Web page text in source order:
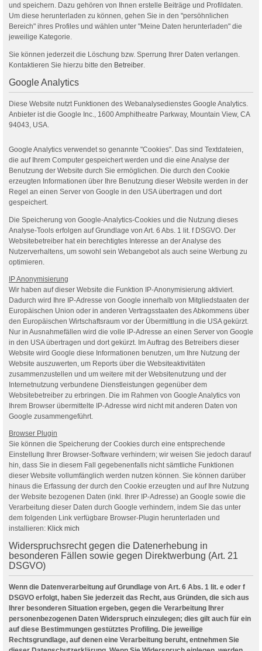
und speichern. Dazu gehören von Ihnen erstelle Beiträge und Profildaten.
Um diese herunterladen zu können, gehen Sie in den "persöhnlichen
Bereich" ihres Profiles und wählen unter "Meine Daten herunterladen" die
jeweilige Kategorie.
Sie können jederzeit die Löschung bzw. Sperrung Ihrer Daten verlangen.
Kontaktieren Sie hierzu bitte den Betreiber.
Google Analytics
Diese Website nutzt Funktionen des Webanalysedienstes Google Analytics.
Anbieter ist die Google Inc., 1600 Amphitheatre Parkway, Mountain View, CA
94043, USA.
Google Analytics verwendet so genannte "Cookies". Das sind Textdateien,
die auf Ihrem Computer gespeichert werden und die eine Analyse der
Benutzung der Website durch Sie ermöglichen. Die durch den Cookie
erzeugten Informationen über Ihre Benutzung dieser Website werden in der
Regel an einen Server von Google in den USA übertragen und dort
gespeichert.
Die Speicherung von Google-Analytics-Cookies und die Nutzung dieses
Analyse-Tools erfolgen auf Grundlage von Art. 6 Abs. 1 lit. f DSGVO. Der
Websitebetreiber hat ein berechtigtes Interesse an der Analyse des
Nutzerverhaltens, um sowohl sein Webangebot als auch seine Werbung zu
optimieren.
IP Anonymisierung
Wir haben auf dieser Website die Funktion IP-Anonymisierung aktiviert.
Dadurch wird Ihre IP-Adresse von Google innerhalb von Mitgliedstaaten der
Europäischen Union oder in anderen Vertragsstaaten des Abkommens über
den Europäischen Wirtschaftsraum vor der Übermittlung in die USA gekürzt.
Nur in Ausnahmefällen wird die volle IP-Adresse an einen Server von Google
in den USA übertragen und dort gekürzt. Im Auftrag des Betreibers dieser
Website wird Google diese Informationen benutzen, um Ihre Nutzung der
Website auszuwerten, um Reports über die Websiteaktivitäten
zusammenzustellen und um weitere mit der Websitenutzung und der
Internetnutzung verbundene Dienstleistungen gegenüber dem
Websitebetreiber zu erbringen. Die im Rahmen von Google Analytics von
Ihrem Browser übermittelte IP-Adresse wird nicht mit anderen Daten von
Google zusammengeführt.
Browser Plugin
Sie können die Speicherung der Cookies durch eine entsprechende
Einstellung Ihrer Browser-Software verhindern; wir weisen Sie jedoch darauf
hin, dass Sie in diesem Fall gegebenenfalls nicht sämtliche Funktionen
dieser Website vollumfänglich werden nutzen können. Sie können darüber
hinaus die Erfassung der durch den Cookie erzeugten und auf Ihre Nutzung
der Website bezogenen Daten (inkl. Ihrer IP-Adresse) an Google sowie die
Verarbeitung dieser Daten durch Google verhindern, indem Sie das unter
dem folgenden Link verfügbare Browser-Plugin herunterladen und
installieren: Klick mich
Widerspruchsrecht gegen die Datenerhebung in
besonderen Fällen sowie gegen Direktwerbung (Art. 21
DSGVO)
Wenn die Datenverarbeitung auf Grundlage von Art. 6 Abs. 1 lit. e oder f
DSGVO erfolgt, haben Sie jederzeit das Recht, aus Gründen, die sich aus
Ihrer besonderen Situation ergeben, gegen die Verarbeitung Ihrer
personenbezogenen Daten Widerspruch einzulegen; dies gilt auch für ein
auf diese Bestimmungen gestütztes Profiling. Die jeweilige
Rechtsgrundlage, auf denen eine Verarbeitung beruht, entnehmen Sie